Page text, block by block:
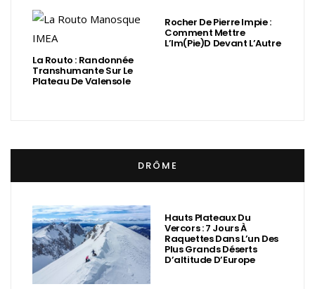
La Routo : Randonnée
Transhumante Sur Le
Plateau De Valensole
Rocher De Pierre Impie :
Comment Mettre
L’Im(Pie)d Devant L’Autre
DRÔME
Hauts Plateaux Du
Vercors : 7 Jours À
Raquettes Dans L’un Des
Plus Grands Déserts
D’altitude D’Europe